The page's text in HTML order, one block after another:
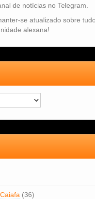
de notícias no Telegram.
se atualizado sobre
alexana!
(36)